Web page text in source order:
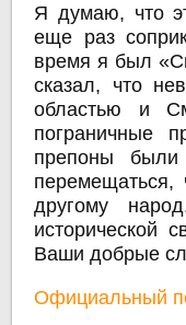
Я думаю, что
еще раз
время я был
сказал, что
областью и
пограничные
препоны
другому
исторической
Ваши добрые
Официальный